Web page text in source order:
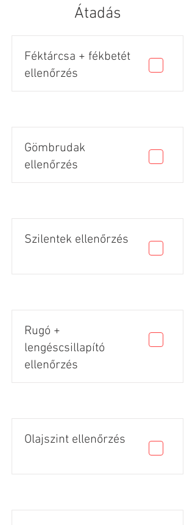
Átadás
Féktárcsa + fékbetét
ellenőrzés
Gömbrudak
ellenőrzés
Szilentek ellenőrzés
Rugó +
lengéscsillapító
ellenőrzés
Olajszint ellenőrzés